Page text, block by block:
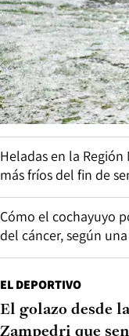
Heladas en la
más fríos del fin de
Cómo el cochayuyo
del cáncer, según
EL DEPORTIVO
El golazo desde
Zampedri que